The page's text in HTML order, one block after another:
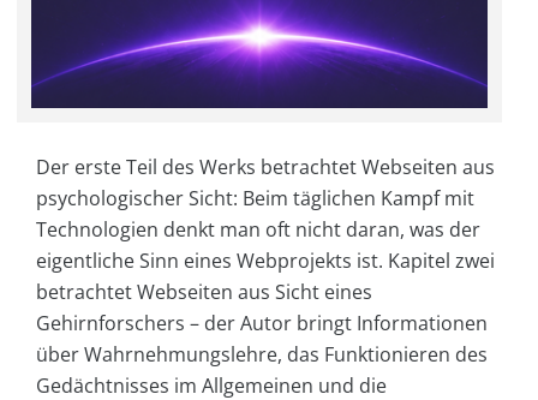
Der erste Teil des Werks betrachtet Webseiten aus
psychologischer Sicht: Beim täglichen Kampf mit
Technologien denkt man oft nicht daran, was der
eigentliche Sinn eines Webprojekts ist. Kapitel zwei
betrachtet Webseiten aus Sicht eines
Gehirnforschers – der Autor bringt Informationen
über Wahrnehmungslehre, das Funktionieren des
Gedächtnisses im Allgemeinen und die